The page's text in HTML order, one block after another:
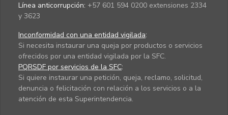
Línea anticorrupción: +57 601 594 0200 extensiones 2334
y 3623
Inconformidad con una entidad vigilada:
Si necesita instaurar una queja por productos o servicios
ofrecidos por una entidad vigilada por la SFC.
PQRSDF por servicios de la SFC:
Si quiere instaurar una petición, queja, reclamo, solicitud,
denuncia o felicitación con relación a los servicios o a la
atención de esta Superintendencia.